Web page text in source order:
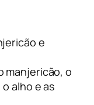
e
manjericão, o
alho e as